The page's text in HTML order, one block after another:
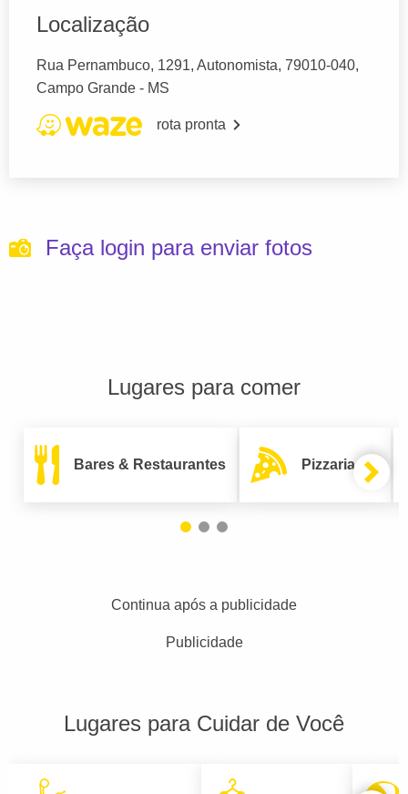
Localização
Rua Pernambuco, 1291, Autonomista, 79010-040,
Campo Grande - MS
rota pronta
Faça login para enviar fotos
Lugares para comer
Bares & Restaurantes Pizzarias
Continua após a publicidade
Publicidade
Lugares para Cuidar de Você